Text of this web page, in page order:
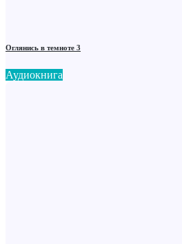
Оглянись в темноте 3
Аудиокнига